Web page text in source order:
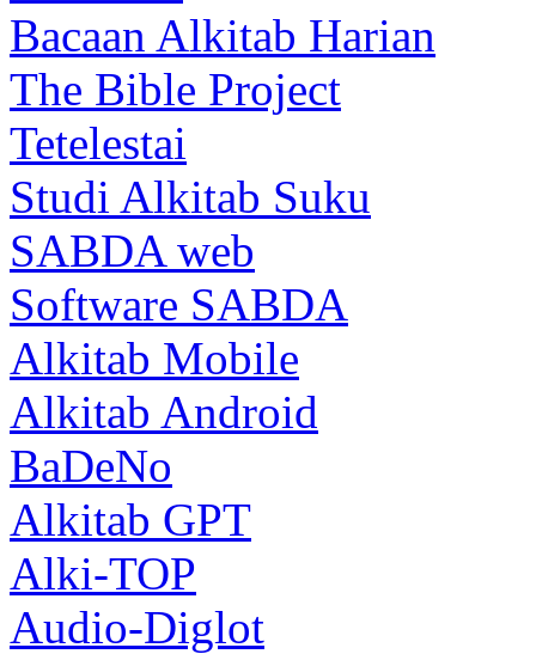
Bacaan Alkitab Harian
The Bible Project
Tetelestai
Studi Alkitab Suku
SABDA web
Software SABDA
Alkitab Mobile
Alkitab Android
BaDeNo
Alkitab GPT
Alki-TOP
Audio-Diglot